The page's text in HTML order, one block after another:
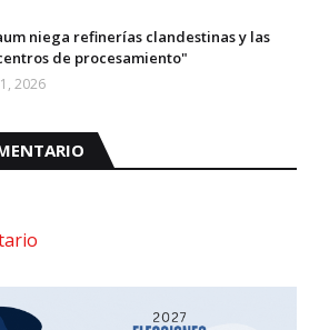
niega refinerías clandestinas y las
de procesamiento"
2026